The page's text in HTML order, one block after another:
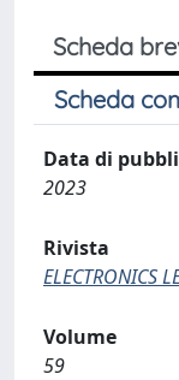
Scheda
Scheda
Data di
2023
Rivista
ELECTRONICS
Volume
59